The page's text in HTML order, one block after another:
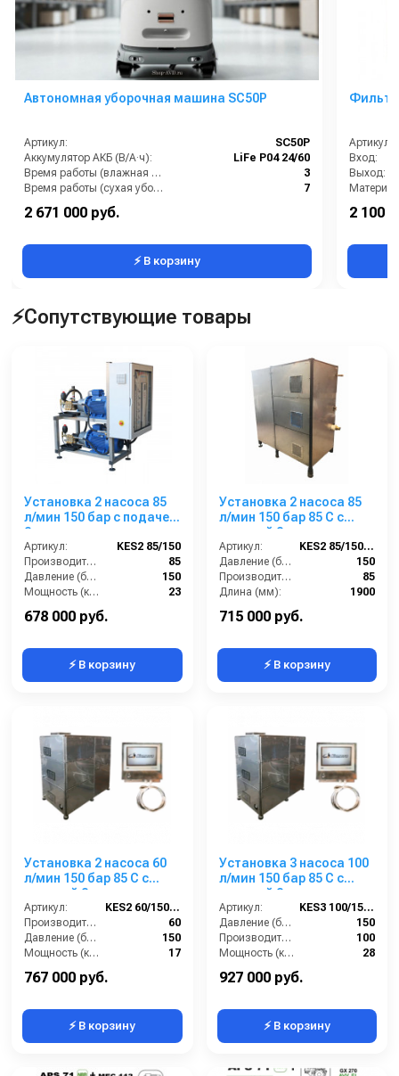
Автономная уборочная машина SC50P
Артикул:
SC50P
Аккумулятор АКБ (В/А·ч):
LiFe P04 24/60
Время работы (влажная уборка), (ч):
3
Время работы (сухая уборка), (ч):
7
Объём бака для грязи (л):
2 671 000 руб.
⚡ В корзину
Фильтр
Артикул:
Вход:
Выход:
В
2 100
⚡Сопутствующие товары
Установка 2 насоса 85
л/мин 150 бар с подачей
2-х моющих средств с
пультом управления
Артикул:
KES2 85/150
Производительность (л/мин):
85
Давление (бар):
150
Мощность (кВт):
23
678 000 руб.
⚡ В корзину
Установка 2 насоса 85
л/мин 150 бар 85 С с
подачей 2-х моющих
средств + насос для
мойки люков
Артикул:
KES2 85/150 85С
Давление (бар):
150
Производительность (л/мин):
85
Длина (мм):
1900
715 000 руб.
⚡ В корзину
Установка 2 насоса 60
л/мин 150 бар 85 С с
подачей 2-х моющих
средств + насос для
мойки люков.
Артикул:
KES2 60/150 85С
Производительность (л/мин):
60
Давление (бар):
150
Мощность (кВт):
17
767 000 руб.
⚡ В корзину
Установка 3 насоса 100
л/мин 150 бар 85 С с
подачей 2-х моющих
средств + насос для
мойки люков.
Артикул:
KES3 100/150 85С
Давление (бар):
150
Производительность (л/мин):
100
Мощность (кВт):
28
927 000 руб.
⚡ В корзину